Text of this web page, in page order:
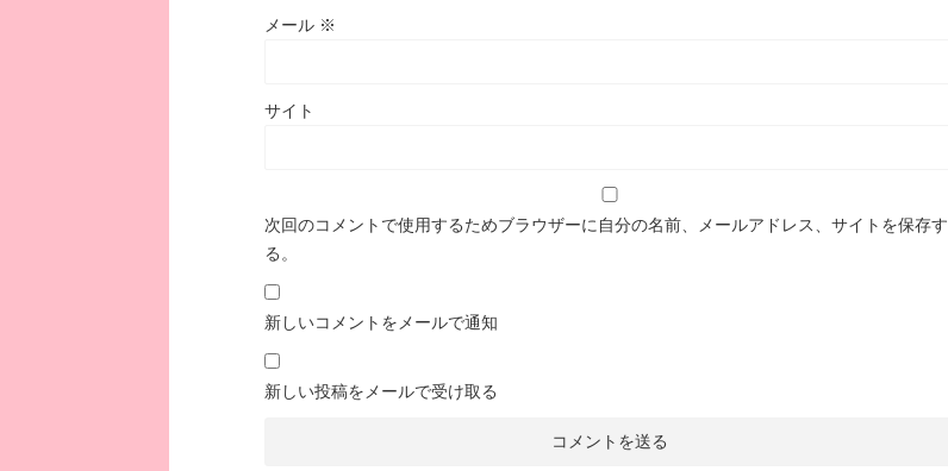
メール ※
サイト
次回のコメントで使用するためブラウザーに自分の名前、メールアドレス、サイトを保存す
る。
新しいコメントをメールで通知
新しい投稿をメールで受け取る